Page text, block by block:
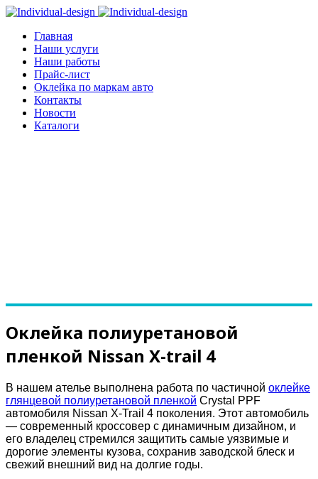
Главная
Наши услуги
Наши работы
Прайс-лист
Оклейка по маркам авто
Контакты
Новости
Каталоги
Оклейка полиуретановой
пленкой Nissan X-trail 4
В нашем ателье выполнена работа по частичной оклейке
глянцевой полиуретановой пленкой Crystal PPF
автомобиля Nissan X-Trail 4 поколения. Этот автомобиль
— современный кроссовер с динамичным дизайном, и
его владелец стремился защитить самые уязвимые и
дорогие элементы кузова, сохранив заводской блеск и
свежий внешний вид на долгие годы.